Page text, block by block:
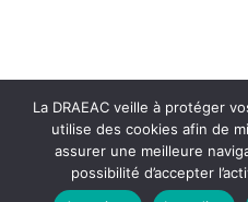
La DRAEAC veille à protéger
utilise des cookies afin de
assurer une meilleure
possibilité d’accepter